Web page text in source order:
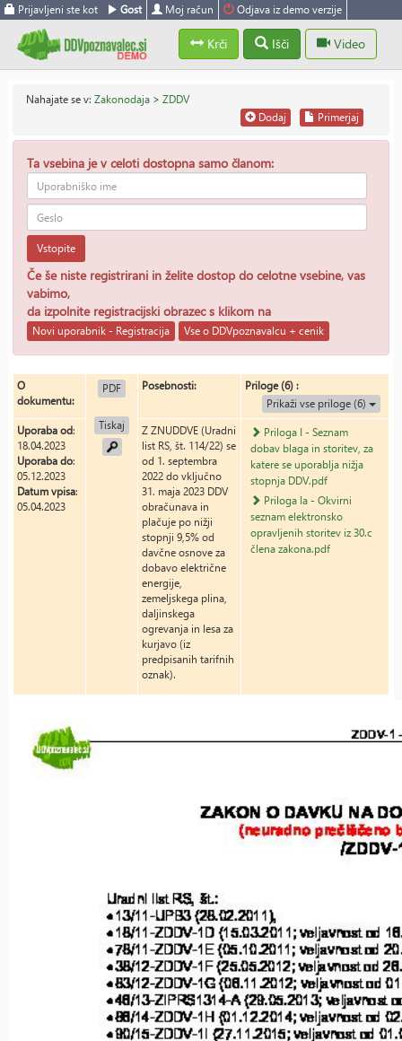
Prijavljeni ste kot Gost Moj račun Odjava iz demo verzije
Krči Išči Video
Nahajate se v: Zakonodaja > ZDDV
Primerjaj
Dodaj
Ta vsebina je v celoti dostopna samo članom:
Vstopite
Če še niste registrirani in želite dostop do celotne vsebine, vas
vabimo,
da izpolnite registracijski obrazec s klikom na
Novi uporabnik - Registracija Vse o DDVpoznavalcu + cenik
O
dokumentu:
PDF
Tiskaj
Posebnosti:
Priloge (6) :
Prikaži vse priloge (6)
Uporaba od:
18.04.2023
Uporaba do:
05.12.2023
Datum vpisa:
05.04.2023
Z ZNUDDVE (Uradni
list RS, št. 114/22) se
od 1. septembra
2022 do vključno
31. maja 2023 DDV
obračunava in
plačuje po nižji
stopnji 9,5% od
davčne osnove za
dobavo električne
energije,
zemeljskega plina,
daljinskega
ogrevanja in lesa za
kurjavo (iz
predpisanih tarifnih
oznak).
Priloga I - Seznam
dobav blaga in storitev, za
katere se uporablja nižja
stopnja DDV.pdf
Priloga Ia - Okvirni
seznam elektronsko
opravljenih storitev iz 30.c
člena zakona.pdf